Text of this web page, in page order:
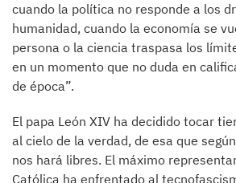
cuando la política no responde a los
humanidad, cuando la economía se
persona o la ciencia traspasa los
en un momento que no duda en
de época”.
El papa León XIV ha decidido tocar
al cielo de la verdad, de esa que
nos hará libres. El máximo
Católica ha enfrentado al